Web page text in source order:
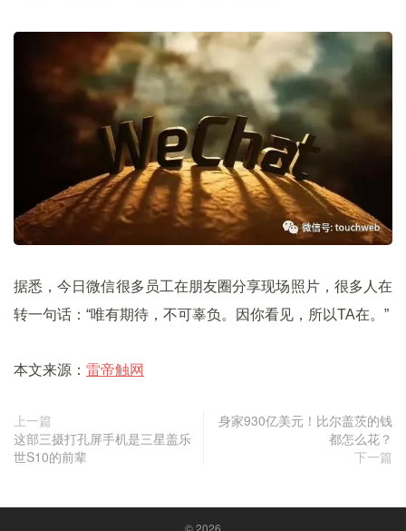
据悉，今日微信很多员工在朋友圈分享现场照片，很多人在
转一句话：“唯有期待，不可辜负。因你看见，所以TA在。”
本文来源： 雷帝触网
上一篇
这部三摄打孔屏手机是三星盖乐
世S10的前辈
身家930亿美元！比尔盖茨的钱
都怎么花？
下一篇
© 2026